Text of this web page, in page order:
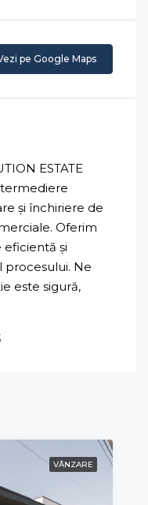
pe Google Maps
ESTATE
și închiriere de
Oferim
și
Ne
este sigură,
VÂNZARE